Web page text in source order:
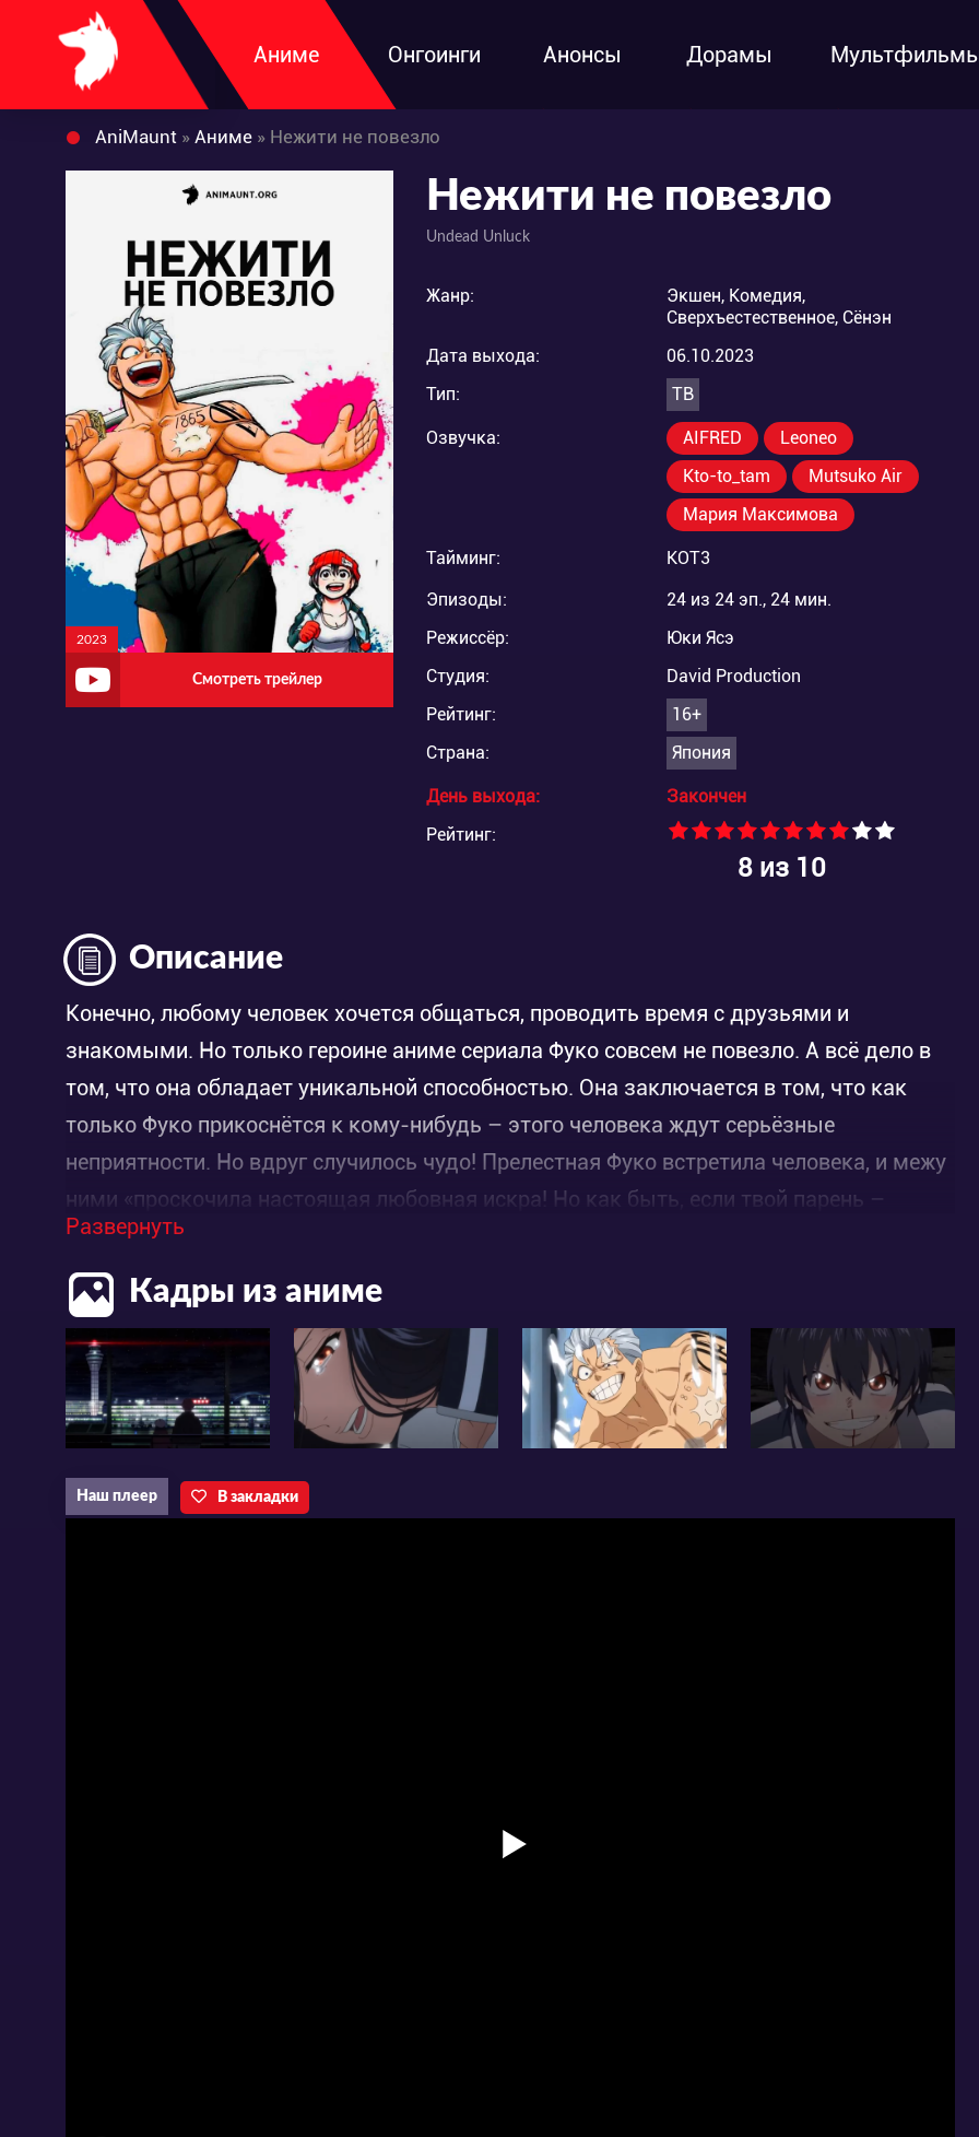
Аниме Онгоинги Анонсы Дорамы
AniMaunt » Аниме » Нежити не повезло
2023
Смотреть трейлер
Нежити не повезло
Undead Unluck
Жанр:
Экшен, Комедия,
Сверхъестественное, Сёнэн
Дата выхода:
06.10.2023
Тип:
ТВ
Озвучка: AIFRED
Leoneo
Kto-to_tam
Mutsuko Air
Мария Максимова
Тайминг:
KOT3
Эпизоды:
24 из 24 эп., 24 мин.
Режиссёр:
Юки Ясэ
Студия:
David Production
Рейтинг:
16+
Страна:
Япония
День выхода:
Закончен
Рейтинг:
8из 10
Описание
Конечно, любому человек хочется общаться, проводить время с друзьями и
знакомыми. Но только героине аниме сериала Фуко совсем не повезло. А всё дело в
том, что она обладает уникальной способностью. Она заключается в том, что как
только Фуко прикоснётся к кому-нибудь – этого человека ждут серьёзные
неприятности. Но вдруг случилось чудо! Прелестная Фуко встретила человека, и межу
ними «проскочила настоящая любовная искра! Но как быть, если твой парень –
нежить! Да, да, да самый что ни на есть человек между жизнью и смертью! Да и
познакомились-то они при весьма странны обстоятельства – парень просто хотел
покончить с жизнью упав под паровоз зная, что смерть ему не грозит. Тем не менее,
молодые люди начинают встречаться, и их отношения продолжают развиваться в
любовную сторону Главный герой стал так заботиться о своей девушке, что она даже
переслала ходить всё время ходить время грустной, а даже наоборот, всё чаще
Развернуть
Кадры из аниме
Наш плеер В закладки